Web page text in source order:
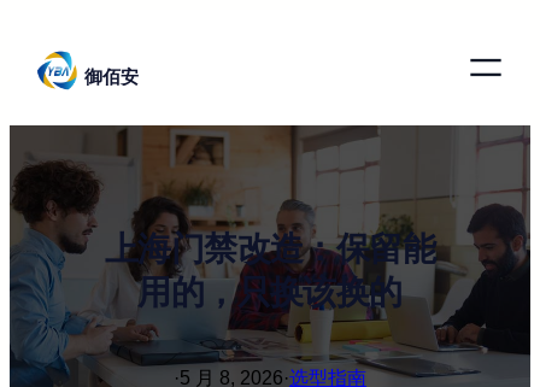
御佰安
上海门禁改造：保留能
用的，只换该换的
·5 月 8, 2026·选型指南